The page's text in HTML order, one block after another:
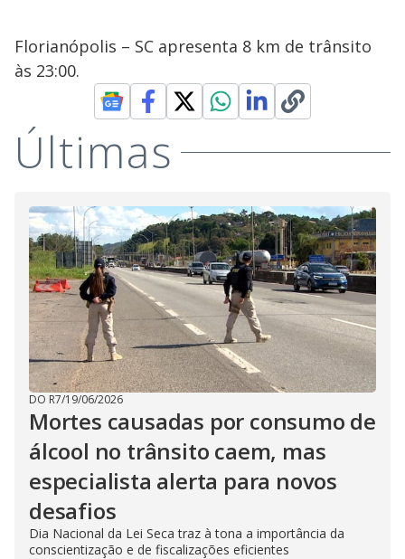
Florianópolis – SC apresenta 8 km de trânsito
às 23:00.
Últimas
DO R7/19/06/2026
Mortes causadas por consumo de
álcool no trânsito caem, mas
especialista alerta para novos
desafios
Dia Nacional da Lei Seca traz à tona a importância da
conscientização e de fiscalizações eficientes